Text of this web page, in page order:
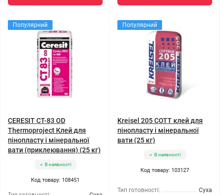
Популярний
CERESIT CT-83 OD
Thermoproject Клей для
пінопласту і мінеральної
вати (приклеювання) (25 кг)
В наявності
Код товару: 108451
Популярний
Kreisel 205 СОТТ клей для
пінопласту і мінеральної
вати (25 кг)
В наявності
Код товару: 103127
Тип готовності:
Суха